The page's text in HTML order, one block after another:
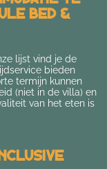
Bed &
lijst vind je de
bieden
termijn kunnen
(niet in de villa) en
van het eten is